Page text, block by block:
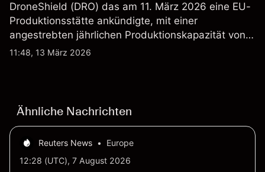
DroneShield (DRO) das am 11. März 2026 eine EU-
Produktionsstätte ankündigte, mit einer
angestrebten jährlichen Produktionskapazität von
etwa 2,4 Mrd. AUD bis Ende 2026. Die
11:48, 13 März 2026
Ähnliche Nachrichten
Reuters News •
Europe
12:28 (UTC), 7 August 2026